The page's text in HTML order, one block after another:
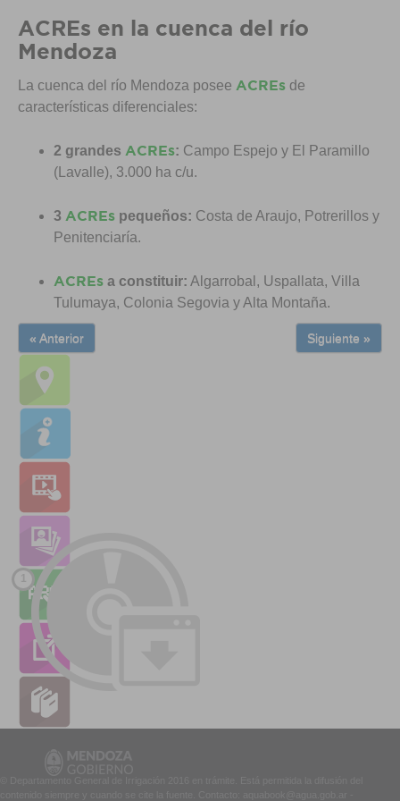
ACREs en la cuenca del río
Mendoza
La cuenca del río Mendoza posee ACREs de
características diferenciales:
2 grandes ACREs: Campo Espejo y El Paramillo
(Lavalle), 3.000 ha c/u.
3 ACREs pequeños: Costa de Araujo, Potrerillos y
Penitenciaría.
ACREs a constituir: Algarrobal, Uspallata, Villa
Tulumaya, Colonia Segovia y Alta Montaña.
« Anterior Siguiente »
1